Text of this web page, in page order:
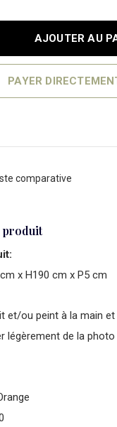
AJOUTER AU
PAYER
comparative
produit
x H190 cm x P5 cm
et/ou peint à la main et
légèrement de la photo